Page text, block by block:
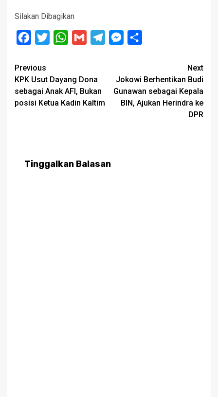
Silakan Dibagikan
Facebook
Twitter WhatsApp
Gmail TelegramMessenger
Post
navigation
Previous
KPK Usut Dayang Dona
sebagai Anak AFI, Bukan
posisi Ketua Kadin Kaltim
Next
Jokowi Berhentikan Budi
Gunawan sebagai Kepala
BIN, Ajukan Herindra ke
DPR
Tinggalkan Balasan